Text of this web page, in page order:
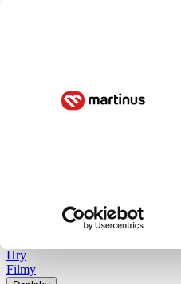
Hry
Filmy